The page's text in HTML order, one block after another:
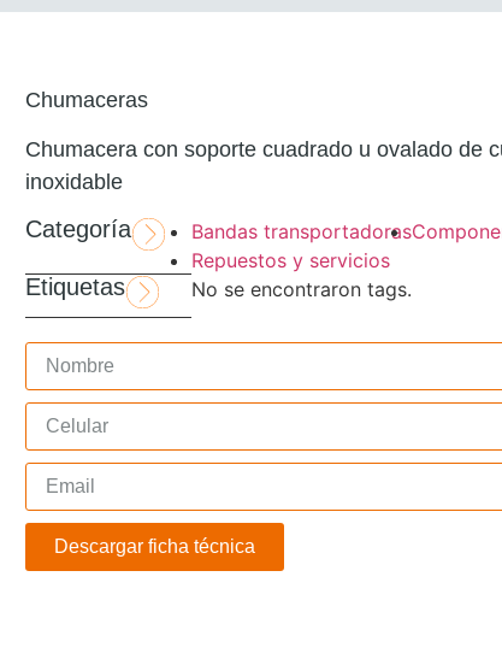
Chumaceras
Chumacera con soporte cuadrado u ovalado de
inoxidable
Categoría Bandas transportadoras
Repuestos y servicios
Etiquetas No se encontraron tags.
Descargar ficha técnica